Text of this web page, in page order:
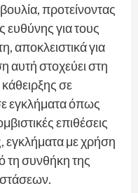
προτείνοντας
ευθύνης για τους
αποκλειστικά για
στοχεύει στη
σε
εγκλήματα όπως
επιθέσεις
εγκλήματα με χρήση
τη συνθήκη της